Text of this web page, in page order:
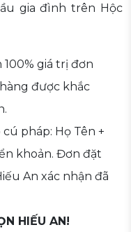
gia đình trên Hộc
giá trị đơn
được khắc
pháp: Họ Tên +
khoản. Đơn đặt
An xác nhận đã
HIẾU AN!